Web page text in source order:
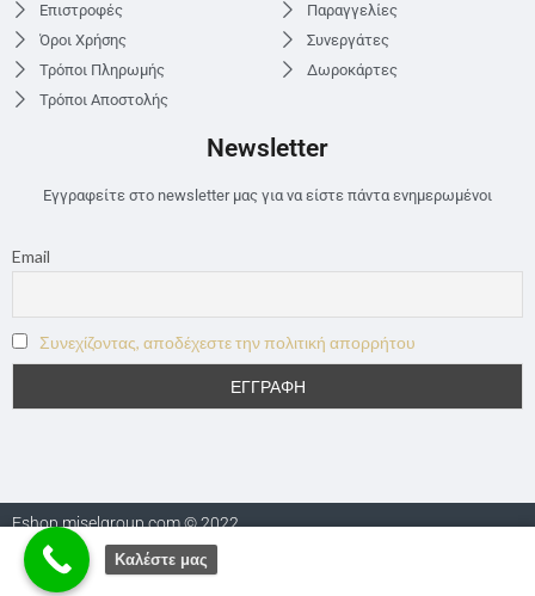
Επιστροφές
Όροι Χρήσης
Τρόποι Πληρωμής
Τρόποι Αποστολής
Παραγγελίες
Συνεργάτες
Δωροκάρτες
Newsletter
Εγγραφείτε στο newsletter μας για να είστε πάντα ενημερωμένοι
Email
Συνεχίζοντας, αποδέχεστε την πολιτική απορρήτου
Eshop.miselgroup.com © 2022
Καλέστε μας